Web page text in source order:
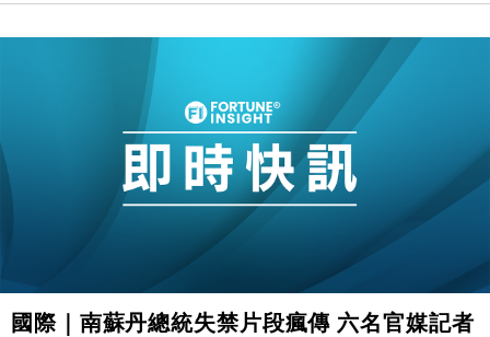
國際｜南蘇丹總統失禁片段瘋傳 六名官媒記者